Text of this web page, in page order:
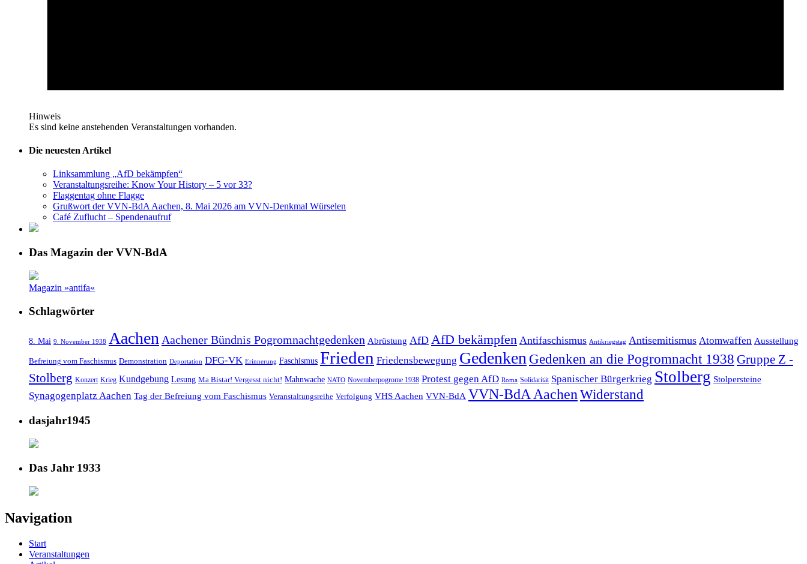
Hinweis
Es sind keine anstehenden Veranstaltungen vorhanden.
Die neuesten Artikel
Linksammlung „AfD bekämpfen“
Veranstaltungsreihe: Know Your History – 5 vor 33?
Flaggentag ohne Flagge
Grußwort der VVN-BdA Aachen, 8. Mai 2026 am VVN-Denkmal Würselen
Café Zuflucht – Spendenaufruf
Das Magazin der VVN-BdA
Magazin »antifa«
Schlagwörter
8. Mai 9. November 1938 Aachen Aachener Bündnis Pogromnachtgedenken Abrüstung AfD AfD bekämpfen Antifaschismus Antikriegstag Antisemitismus Atomwaffen Ausstellung
Befreiung vom Faschismus Demonstration Deportation DFG-VK Erinnerung Faschismus Frieden Friedensbewegung Gedenken Gedenken an die Pogromnacht 1938 Gruppe Z -
Stolberg Konzert Krieg Kundgebung Lesung Ma Bistar! Vergesst nicht! Mahnwache NATO Novemberpogrome 1938 Protest gegen AfD Roma Solidarität Spanischer Bürgerkrieg Stolberg Stolpersteine
Synagogenplatz Aachen Tag der Befreiung vom Faschismus Veranstaltungsreihe Verfolgung VHS Aachen VVN-BdA VVN-BdA AachenWiderstand
dasjahr1945
Das Jahr 1933
Navigation
Start
Veranstaltungen